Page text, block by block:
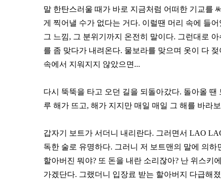
말 한탄스러울 때가 바로 지금처럼 어떠한 기교를
게 찍어낼 수가 없다는 거다. 이럴땐 머리 속에 들
그 느낌, 그 분위기까지 온전히 말이다. 그런대로
를 좀 맞다가 내려온다. 물보라를 맞으며 옷이 다
속에서 지워지지 않았으면...
다시 뚝뚝을 타고 오던 길을 되돌아갔다. 돌아올
루 해가 뜨고, 해가 지지만 매일 매일 그 해를 바라
갑자기 보트가 서더니 내리란다. 그러면서 LAO
독한 술로 유명하다. 그러니 저 보트맨의 말에 의
할아버진 뭐야? 또 돈을 내란 소리잖아? 난 위스키
가겠단다. 그랬더니 입장료 받는 할아버지 다급해